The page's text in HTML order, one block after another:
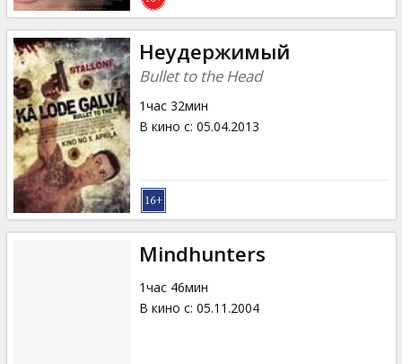
Неудержимый
Bullet to the Head
1час 32мин
В кино с: 05.04.2013
Mindhunters
1час 46мин
В кино с: 05.11.2004